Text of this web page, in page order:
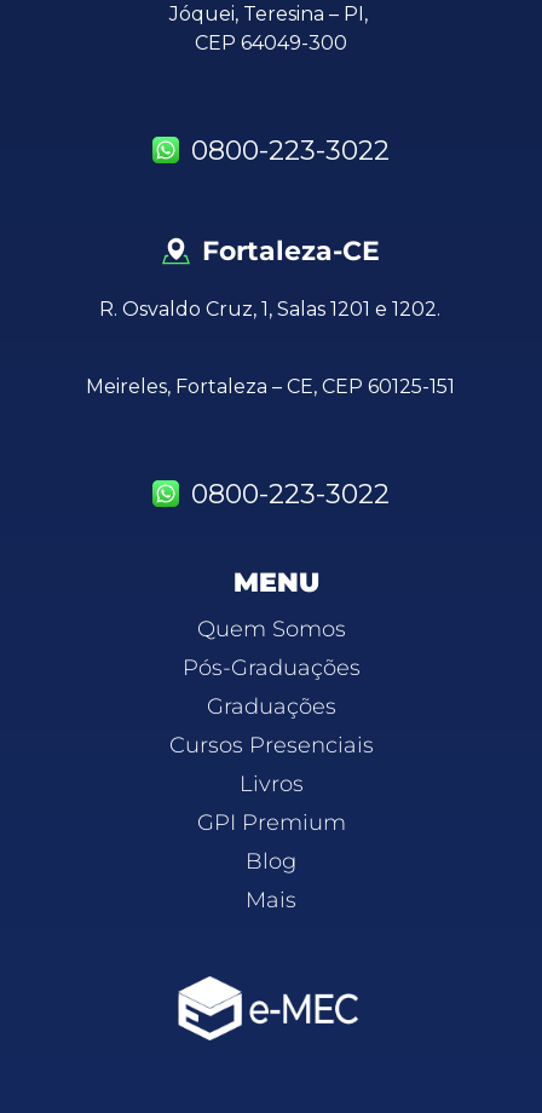
Jóquei, Teresina – PI,
CEP 64049-300
0800-223-3022
Fortaleza-CE
R. Osvaldo Cruz, 1, Salas 1201 e 1202.
Meireles, Fortaleza – CE, CEP 60125-151
0800-223-3022
MENU
Quem Somos
Pós-Graduações
Graduações
Cursos Presenciais
Livros
GPI Premium
Blog
Mais